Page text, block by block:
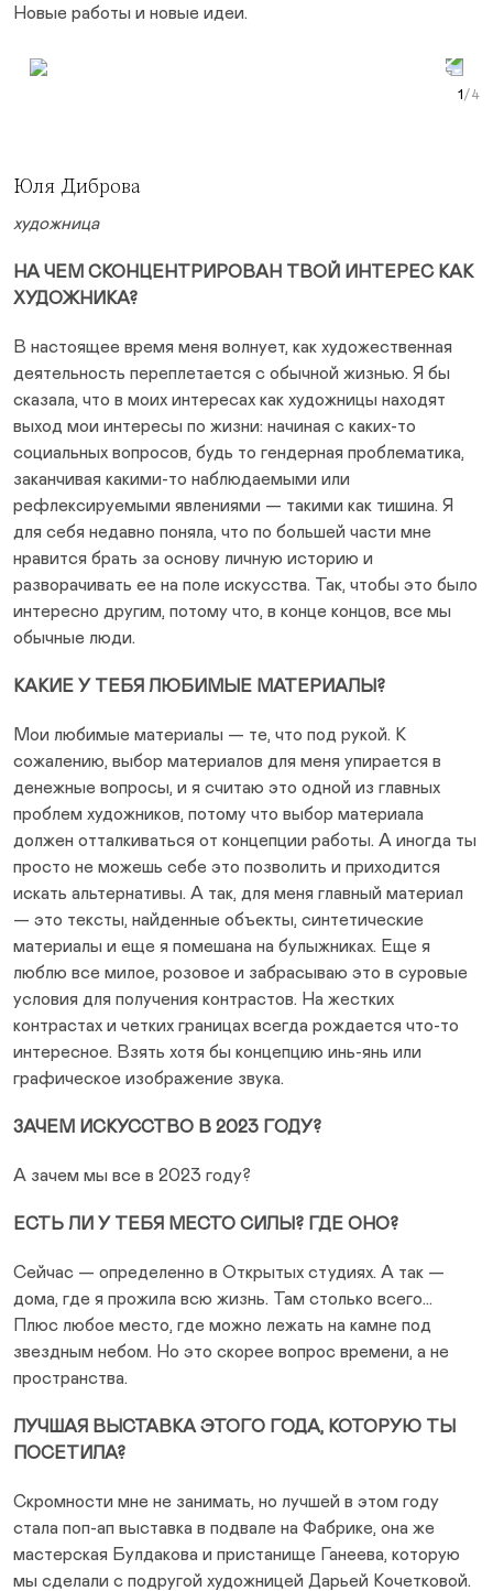
Новые работы и новые идеи.
Next Slide
Юля Диброва
художница
НА ЧЕМ СКОНЦЕНТРИРОВАН ТВОЙ ИНТЕРЕС КАК
ХУДОЖНИКА?
В настоящее время меня волнует, как художественная
деятельность переплетается с обычной жизнью. Я бы
сказала, что в моих интересах как художницы находят
выход мои интересы по жизни: начиная с каких-то
социальных вопросов, будь то гендерная проблематика,
заканчивая какими-то наблюдаемыми или
рефлексируемыми явлениями — такими как тишина. Я
для себя недавно поняла, что по большей части мне
нравится брать за основу личную историю и
разворачивать ее на поле искусства. Так, чтобы это было
интересно другим, потому что, в конце концов, все мы
обычные люди.
КАКИЕ У ТЕБЯ ЛЮБИМЫЕ МАТЕРИАЛЫ?
Мои любимые материалы — те, что под рукой. К
сожалению, выбор материалов для меня упирается в
денежные вопросы, и я считаю это одной из главных
проблем художников, потому что выбор материала
должен отталкиваться от концепции работы. А иногда ты
просто не можешь себе это позволить и приходится
искать альтернативы. А так, для меня главный материал
— это тексты, найденные объекты, синтетические
материалы и еще я помешана на булыжниках. Еще я
люблю все милое, розовое и забрасываю это в суровые
условия для получения контрастов. На жестких
контрастах и четких границах всегда рождается что-то
интересное. Взять хотя бы концепцию инь-янь или
графическое изображение звука.
ЗАЧЕМ ИСКУССТВО В 2023 ГОДУ?
А зачем мы все в 2023 году?
ЕСТЬ ЛИ У ТЕБЯ МЕСТО СИЛЫ? ГДЕ ОНО?
Сейчас — определенно в Открытых студиях. А так —
дома, где я прожила всю жизнь. Там столько всего...
Плюс любое место, где можно лежать на камне под
звездным небом. Но это скорее вопрос времени, а не
пространства.
ЛУЧШАЯ ВЫСТАВКА ЭТОГО ГОДА, КОТОРУЮ ТЫ
ПОСЕТИЛА?
Скромности мне не занимать, но лучшей в этом году
стала поп-ап выставка в подвале на Фабрике, она же
мастерская Булдакова и пристанище Ганеева, которую
мы сделали с подругой художницей Дарьей Кочетковой.